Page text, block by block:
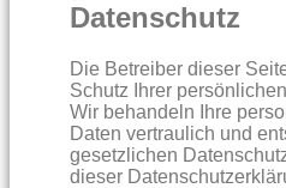
Datenschutz
Die Betreiber dieser
Schutz Ihrer
Wir behandeln Ihre
Daten vertraulich und
gesetzlichen
dieser